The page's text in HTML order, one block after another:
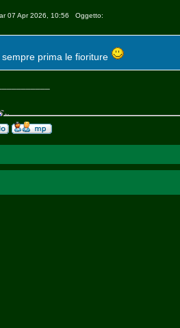
07 Apr 2026, 10:56 Oggetto:
sempre prima le fioriture